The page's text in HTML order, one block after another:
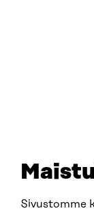
Sivustomme